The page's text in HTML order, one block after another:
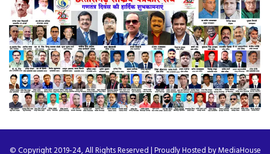
© Copyright 2019-24, All Rights Reserved | Proudly Hosted byMediaHouse